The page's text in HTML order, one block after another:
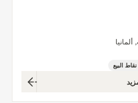
البيع